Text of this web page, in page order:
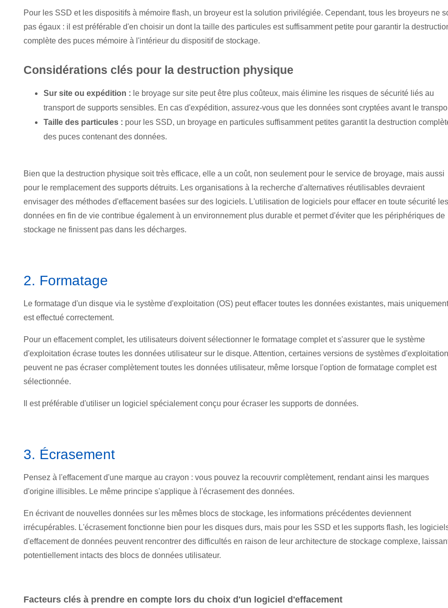
Pour les SSD et les dispositifs à mémoire flash, un broyeur est la solution privilégiée. Cependant, tous les broyeurs ne
pas égaux : il est préférable d'en choisir un dont la taille des particules est suffisamment petite pour garantir la
complète des puces mémoire à l'intérieur du dispositif de stockage.
Considérations clés pour la destruction physique
Sur site ou expédition : le broyage sur site peut être plus coûteux, mais élimine les risques de sécurité liés au
transport de supports sensibles. En cas d'expédition, assurez-vous que les données sont cryptées avant le
Taille des particules : pour les SSD, un broyage en particules suffisamment petites garantit la destruction
des puces contenant des données.
Bien que la destruction physique soit très efficace, elle a un coût, non seul ement pour le service de broyage, mais aussi
pour le remplacement des supports détruits. Les organisations à la recherche d'alternatives réutilisables devraient
envisager des méthodes d'effacement basées sur des logiciels. L'utilisation de logiciels pour effacer en toute sécurité les
données en fin de vie contribue également à un environnement plus durable et permet d'éviter que les périphériques de
stockage ne finissent pas dans les décharges.
2. Formatage
Le formatage d'un disque via le système d'exploitation (OS) peut effacer toutes les données existantes, mais
est effectué correctement.
Pour un effacement complet, les utilisateurs doivent sélectionner le formatage complet et s'assurer que le système
d'exploitation écrase toutes les données utilisateur sur le disque. Attention, certaines versions de systèmes d'exploitation
peuvent ne pas écraser complètement toutes les données utilisateur, même lorsque l'option de formatage complet est
sélectionnée.
Il est préférable d'utiliser un logiciel spécialement conçu pour écraser les supports de données.
3. Écrasement
Pensez à l'effacement d'une marque au crayon : vous pouvez la recouvrir complètement, rendant ainsi les marques
d'origine illisibles. Le même principe s'applique à l'écrasement des données.
En écrivant de nouvelles données sur les mêmes blocs de stockage, les informations précédentes deviennent
irrécupérables. L'écrasement fonctionne bien pour les disques durs, mais pour les SSD et les supports flash, les
d'effacement de données peuvent rencontrer des difficultés en raison de leur architecture de stockage complexe,
potentiellement intacts des blocs de données utilisateur.
Facteurs clés à prendre en compte lors du choix d'un logiciel d'effacement